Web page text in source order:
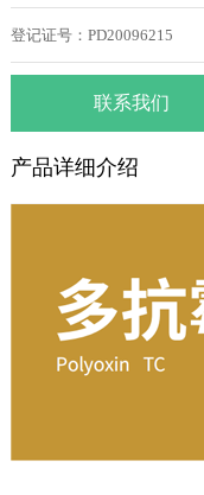
登记证号：PD20096215
联系我们
产品详细介绍